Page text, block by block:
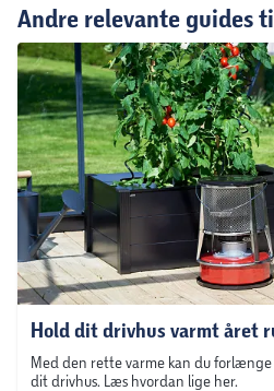
Andre relevante guides
Hold dit drivhus varmt året
Med den rette varme kan du
dit drivhus. Læs hvordan lige her.